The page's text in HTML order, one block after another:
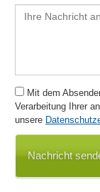
Mit dem
Verarbeitung Ihrer
unsere
Nachricht